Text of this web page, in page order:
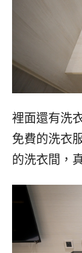
裡面還有洗
免費的洗衣
的洗衣間，